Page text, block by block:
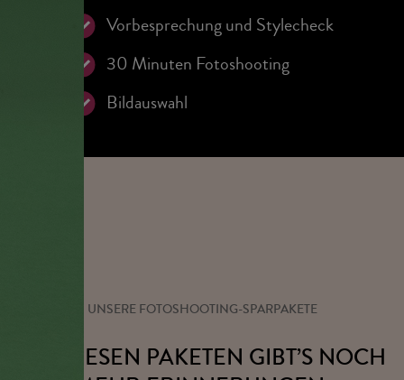
Vorbesprechung und Stylecheck
30 Minuten Fotoshooting
Bildauswahl
UNSERE FOTOSHOOTING-SPARPAKETE
MIT DIESEN PAKETEN GIBT’S NOCH